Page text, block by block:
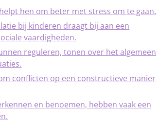
hen om beter met stress om te gaan.
bij kinderen draagt bij aan een
vaardigheden.
reguleren, tonen over het algemeen
conflicten op een constructieve manier
en benoemen, hebben vaak een